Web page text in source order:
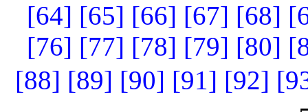
[64] [65] [66] [67] [68]
[76] [77] [78] [79] [80]
[88] [89] [90] [91] [92]